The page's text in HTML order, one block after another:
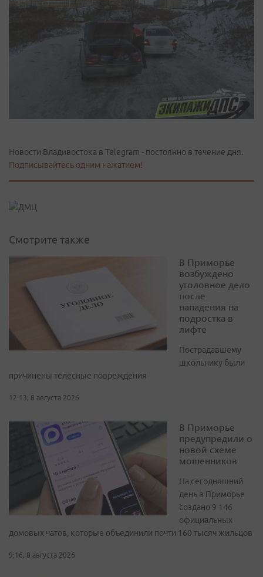
Новости Владивостока в Telegram - постоянно в течение дня.
Подписывайтесь одним нажатием!
Смотрите также
В Приморье
возбуждено
уголовное дело
после
нападения на
подростка в
лифте
Пострадавшему
школьнику были
причинены телесные повреждения
12:13, 8 августа 2026
В Приморье
предупредили о
новой схеме
мошенников
На сегодняшний
день в Приморье
создано 9 146
официальных
домовых чатов, которые объединили почти 160 тысяч жильцов
9:16, 8 августа 2026